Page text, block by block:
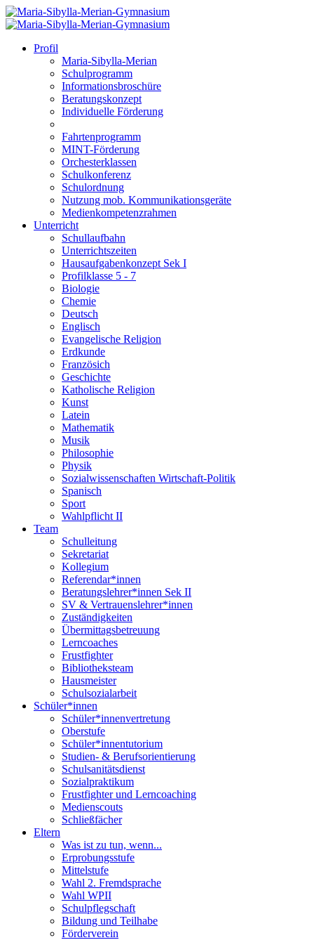
Profil
Maria-Sibylla-Merian
Schulprogramm
Informationsbroschüre
Beratungskonzept
Individuelle Förderung
Fahrtenprogramm
MINT-Förderung
Orchesterklassen
Schulkonferenz
Schulordnung
Nutzung mob. Kommunikationsgeräte
Medienkompetenzrahmen
Unterricht
Schullaufbahn
Unterrichtszeiten
Hausaufgabenkonzept Sek I
Profilklasse 5 - 7
Biologie
Chemie
Deutsch
Englisch
Evangelische Religion
Erdkunde
Französich
Geschichte
Katholische Religion
Kunst
Latein
Mathematik
Musik
Philosophie
Physik
Sozialwissenschaften Wirtschaft-Politik
Spanisch
Sport
Wahlpflicht II
Team
Schulleitung
Sekretariat
Kollegium
Referendar*innen
Beratungslehrer*innen Sek II
SV & Vertrauenslehrer*innen
Zuständigkeiten
Übermittagsbetreuung
Lerncoaches
Frustfighter
Bibliotheksteam
Hausmeister
Schulsozialarbeit
Schüler*innen
Schüler*innenvertretung
Oberstufe
Schüler*innentutorium
Studien- & Berufsorientierung
Schulsanitätsdienst
Sozialpraktikum
Frustfighter und Lerncoaching
Medienscouts
Schließfächer
Eltern
Was ist zu tun, wenn...
Erprobungsstufe
Mittelstufe
Wahl 2. Fremdsprache
Wahl WPII
Schulpflegschaft
Bildung und Teilhabe
Förderverein